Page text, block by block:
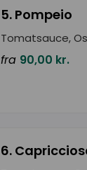
5. Pompeio
Tomatsauce,
fra 90,00 kr.
6.